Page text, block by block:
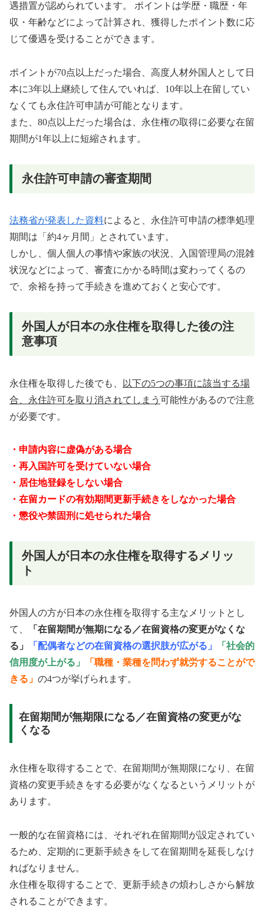
遇措置が認められています。 ポイントは学歴・職歴・年
収・年齢などによって計算され、獲得したポイント数に応
じて優遇を受けることができます。
ポイントが70点以上だった場合、高度人材外国人として日
本に3年以上継続して住んでいれば、10年以上在留してい
なくても永住許可申請が可能となります。
また、80点以上だった場合は、永住権の取得に必要な在留
期間が1年以上に短縮されます。
永住許可申請の審査期間
法務省が発表した資料によると、永住許可申請の標準処理
期間は「約4ヶ月間」とされています。
しかし、個人個人の事情や家族の状況、入国管理局の混雑
状況などによって、審査にかかる時間は変わってくるの
で、余裕を持って手続きを進めておくと安心です。
外国人が日本の永住権を取得した後の注
意事項
永住権を取得した後でも、
以下の5つの事項に該当する場
合、永住許可を取り消されてしまう 可能性があるので注意
が必要です。
・申請内容に虚偽がある場合
・再入国許可を受けていない場合
・居住地登録をしない場合
・在留カードの有効期間更新手続きをしなかった場合
・懲役や禁固刑に処せられた場合
外国人が日本の永住権を取得するメリッ
ト
外国人の方が日本の永住権を取得する主なメリットとし
て、
「在留期間が無期になる／在留資格の変更がなくな
る」
「配偶者などの在留資格の選択肢が広がる」
「社会的
信用度が上がる」
「職種・業種を問わず就労することがで
きる」 の4つが挙げられます。
在留期間が無期限になる／在留資格の変更がな
くなる
永住権を取得することで、在留期間が無期限になり、在留
資格の変更手続きをする必要がなくなるというメリットが
あります。
一般的な在留資格には、それぞれ在留期間が設定されてい
るため、定期的に更新手続きをして在留期間を延長しなけ
ればなりません。
永住権を取得することで、更新手続きの煩わしさから解放
されることができます。